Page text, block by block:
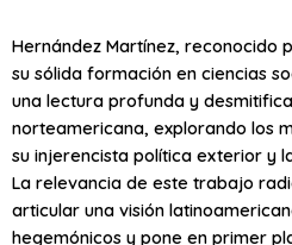
Hernández Martínez, reconocido
su sólida formación en ciencias
una lectura profunda y
norteamericana, explorando los
su injerencista política exterior y
La relevancia de este trabajo
articular una visión
hegemónicos y pone en primer